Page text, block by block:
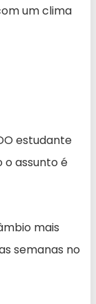
um clima
estudante
o assunto é
mais
semanas no